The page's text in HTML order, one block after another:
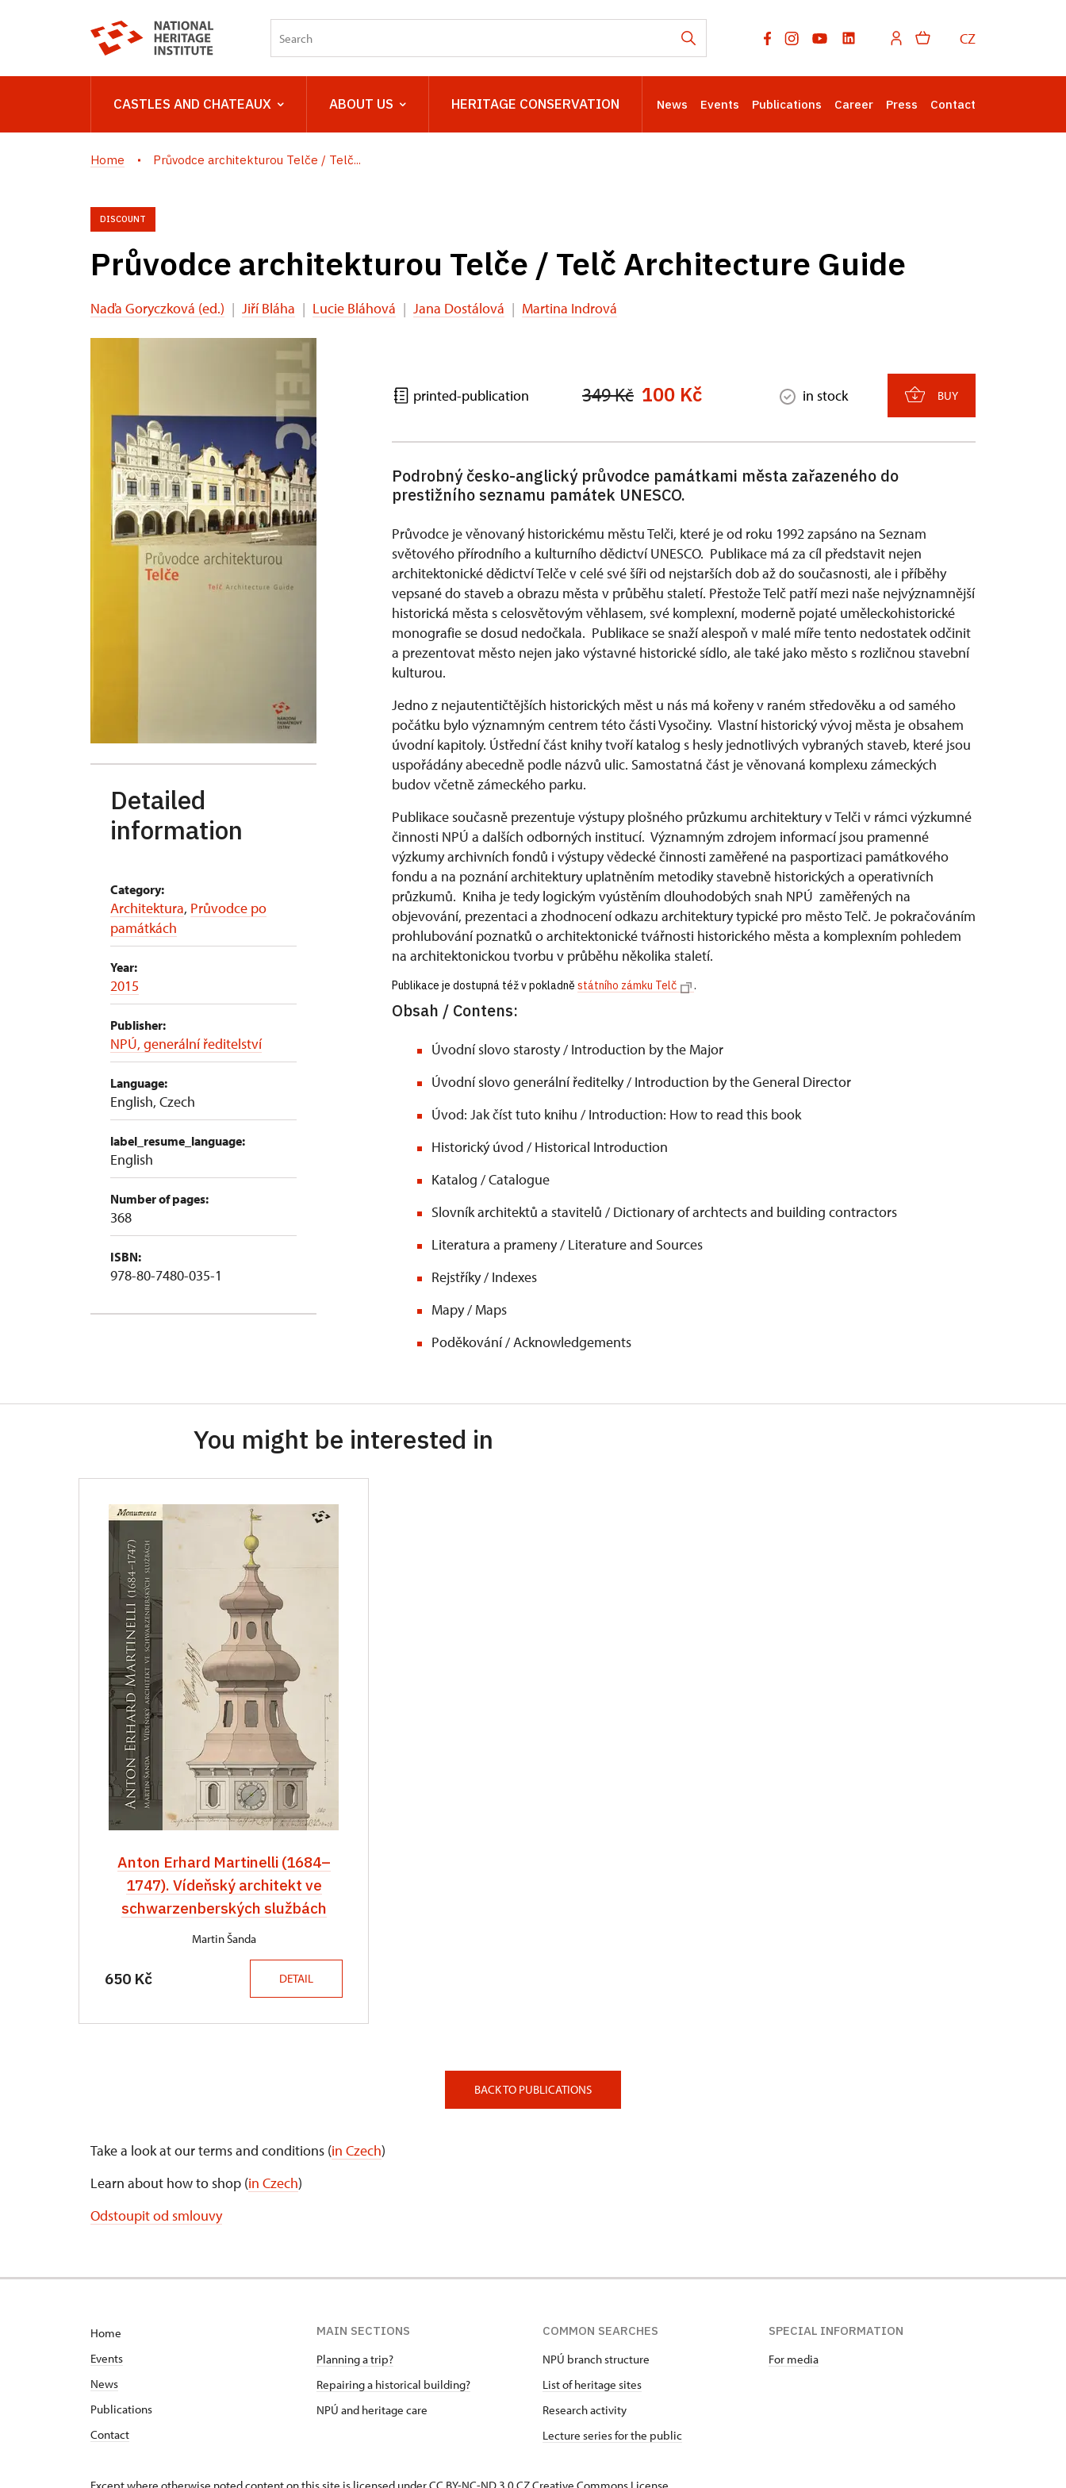
CZ
CASTLES AND CHATEAUX ABOUT US HERITAGE CONSERVATION News Events Publications Career Press Contact
Home Průvodce architekturou Telče / Telč...
DISCOUNT
Průvodce architekturou Telče / Telč Architecture Guide
Naďa Goryczková (ed.) | Jiří Bláha | Lucie Bláhová | Jana Dostálová | Martina Indrová
Detailed
information
Category:
Architektura, Průvodce po
památkách
Year:
2015
Publisher:
NPÚ, generální ředitelství
Language:
English, Czech
label_resume_language:
English
Number of pages:
368
ISBN:
978-80-7480-035-1
printed-publication 349 Kč 100 Kč in stock BUY
Podrobný česko-anglický průvodce památkami města zařazeného do
prestižního seznamu památek UNESCO.
Průvodce je věnovaný historickému městu Telči, které je od roku 1992 zapsáno na Seznam
světového přírodního a kulturního dědictví UNESCO. Publikace má za cíl představit nejen
architektonické dědictví Telče v celé své šíři od nejstarších dob až do současnosti, ale i příběhy
vepsané do staveb a obrazu města v průběhu staletí. Přestože Telč patří mezi naše nejvýznamnější
historická města s celosvětovým věhlasem, své komplexní, moderně pojaté uměleckohistorické
monografie se dosud nedočkala. Publikace se snaží alespoň v malé míře tento nedostatek odčinit
a prezentovat město nejen jako výstavné historické sídlo, ale také jako město s rozličnou stavební
kulturou.
Jedno z nejautentičtějších historických měst u nás má kořeny v raném středověku a od samého
počátku bylo významným centrem této části Vysočiny. Vlastní historický vývoj města je obsahem
úvodní kapitoly. Ústřední část knihy tvoří katalog s hesly jednotlivých vybraných staveb, které jsou
uspořádány abecedně podle názvů ulic. Samostatná část je věnovaná komplexu zámeckých
budov včetně zámeckého parku.
Publikace současně prezentuje výstupy plošného průzkumu architektury v Telči v rámci výzkumné
činnosti NPÚ a dalších odborných institucí. Významným zdrojem informací jsou pramenné
výzkumy archivních fondů i výstupy vědecké činnosti zaměřené na pasportizaci památkového
fondu a na poznání architektury uplatněním metodiky stavebně historických a operativních
průzkumů. Kniha je tedy logickým vyústěním dlouhodobých snah NPÚ zaměřených na
objevování, prezentaci a zhodnocení odkazu architektury typické pro město Telč. Je pokračováním
prohlubování poznatků o architektonické tvářnosti historického města a komplexním pohledem
na architektonickou tvorbu v průběhu několika staletí.
Publikace je dostupná též v pokladně státního zámku Telč .
Obsah / Contens:
Úvodní slovo starosty / Introduction by the Major
Úvodní slovo generální ředitelky / Introduction by the General Director
Úvod: Jak číst tuto knihu / Introduction: How to read this book
Historický úvod / Historical Introduction
Katalog / Catalogue
Slovník architektů a stavitelů / Dictionary of archtects and building contractors
Literatura a prameny / Literature and Sources
Rejstříky / Indexes
Mapy / Maps
Poděkování / Acknowledgements
You might be interested in
Anton Erhard Martinelli (1684–
1747). Vídeňský architekt ve
schwarzenberských službách
Martin Šanda
650 Kč DETAIL
BACK TO PUBLICATIONS
Take a look at our terms and conditions (in Czech)
Learn about how to shop (in Czech)
Odstoupit od smlouvy
Home
Events
News
Publications
Contact
MAIN SECTIONS
Planning a trip?
Repairing a historical building?
NPÚ and heritage care
COMMON SEARCHES
NPÚ branch structure
List of heritage sites
Research activity
Lecture series for the public
SPECIAL INFORMATION
For media